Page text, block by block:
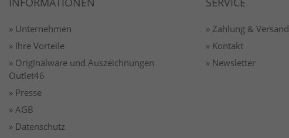
» Unternehmen
» Ihre Vorteile
» Originalware und Auszeichnungen
Outlet46
» Presse
» AGB
» Datenschutz
» Zahlung & Versand
» Kontakt
» Newsletter